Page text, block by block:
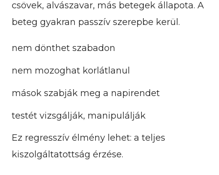
csövek, alvászavar, más betegek állapota. A
beteg gyakran passzív szerepbe kerül.
nem dönthet szabadon
nem mozoghat korlátlanul
mások szabják meg a napirendet
testét vizsgálják, manipulálják
Ez regresszív élmény lehet: a teljes
kiszolgáltatottság érzése.